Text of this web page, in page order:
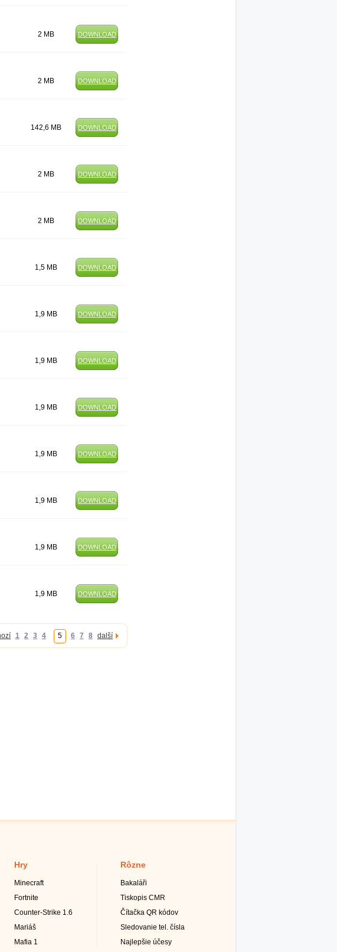
2 MB DOWNLOAD
2 MB DOWNLOAD
142,6 MB DOWNLOAD
2 MB DOWNLOAD
2 MB DOWNLOAD
1,5 MB DOWNLOAD
1,9 MB DOWNLOAD
1,9 MB DOWNLOAD
1,9 MB DOWNLOAD
1,9 MB DOWNLOAD
1,9 MB DOWNLOAD
1,9 MB DOWNLOAD
1,9 MB DOWNLOAD
1 2 3 4 5 6 7 8 další
Hry
Minecraft
Fortnite
Counter-Strike 1.6
Mariáš
Mafia 1
Rôzne
Bakaláři
Tiskopis CMR
Čítačka QR kódov
Sledovanie tel. čísla
Najlepšie účesy